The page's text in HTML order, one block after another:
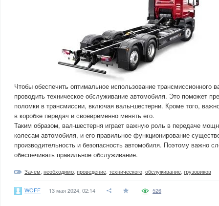
Чтобы обеспечить оптимальное использование трансмиссионного
проводить техническое обслуживание автомобиля. Это поможет
поломки в трансмиссии, включая валы-шестерни. Кроме того,
в коробке передач и своевременно менять его.
Таким образом, вал-шестерня играет важную роль в передаче
колесам автомобиля, и его правильное функционирование
производительность и безопасность автомобиля. Поэтому важно
обеспечивать правильное обслуживание.
Зачем необходимо проведение технического обслуживание грузовиков
WOFF 13 мая 2024, 02:14 526